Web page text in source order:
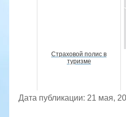
Страховой полис в
туризме
Дата публикации: 21 мая,